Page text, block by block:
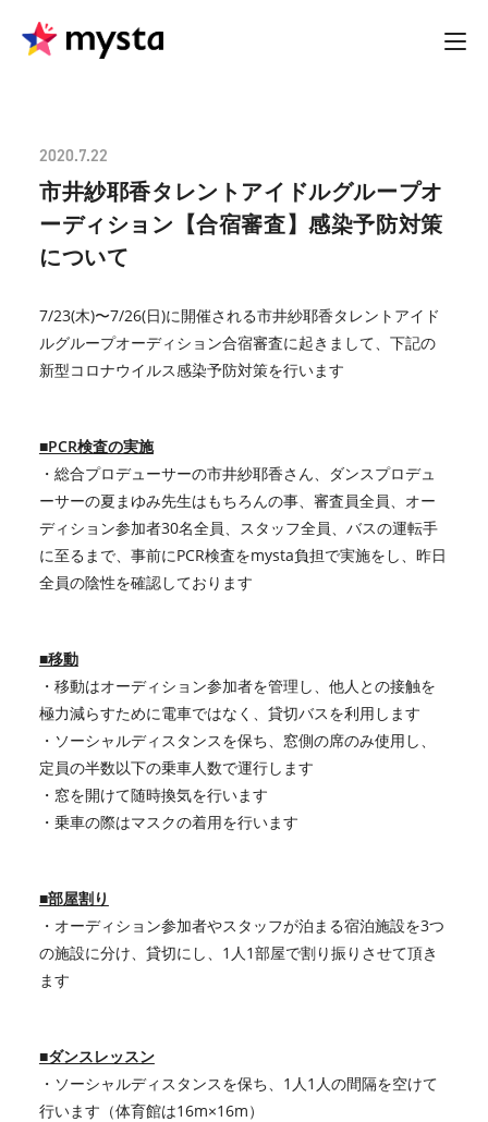
2020.7.22
市井紗耶香タレントアイドルグループオ
ーディション【合宿審査】感染予防対策
について
7/23(木)〜7/26(日)に開催される市井紗耶香タレントアイド
ルグループオーディション合宿審査に起きまして、下記の
新型コロナウイルス感染予防対策を行います
■PCR検査の実施
・総合プロデューサーの市井紗耶香さん、ダンスプロデュ
ーサーの夏まゆみ先生はもちろんの事、審査員全員、オー
ディション参加者30名全員、スタッフ全員、バスの運転手
に至るまで、事前にPCR検査をmysta負担で実施をし、昨日
全員の陰性を確認しております
■移動
・移動はオーディション参加者を管理し、他人との接触を
極力減らすために電車ではなく、貸切バスを利用します
・ソーシャルディスタンスを保ち、窓側の席のみ使用し、
定員の半数以下の乗車人数で運行します
・窓を開けて随時換気を行います
・乗車の際はマスクの着用を行います
■部屋割り
・オーディション参加者やスタッフが泊まる宿泊施設を3つ
の施設に分け、貸切にし、1人1部屋で割り振りさせて頂き
ます
■ダンスレッスン
・ソーシャルディスタンスを保ち、1人1人の間隔を空けて
行います（体育館は16m×16m）